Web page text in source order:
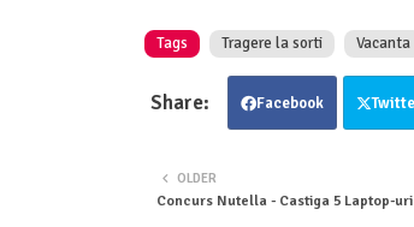
Tags Tragere la sorti Vacanta
Facebook
OLDER
Concurs Nutella - Castiga 5 Laptop-